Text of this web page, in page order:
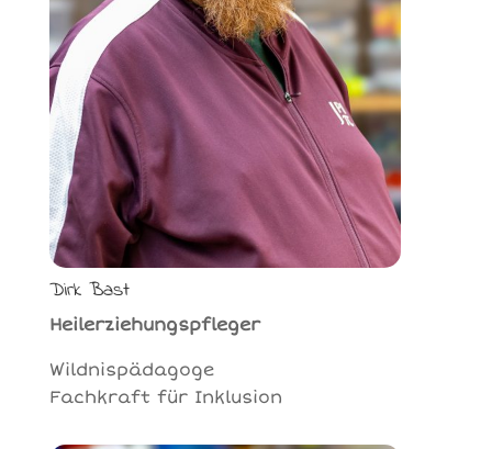
Dirk Bast
Heilerziehungspfleger
Wildnispädagoge
Fachkraft für Inklusion